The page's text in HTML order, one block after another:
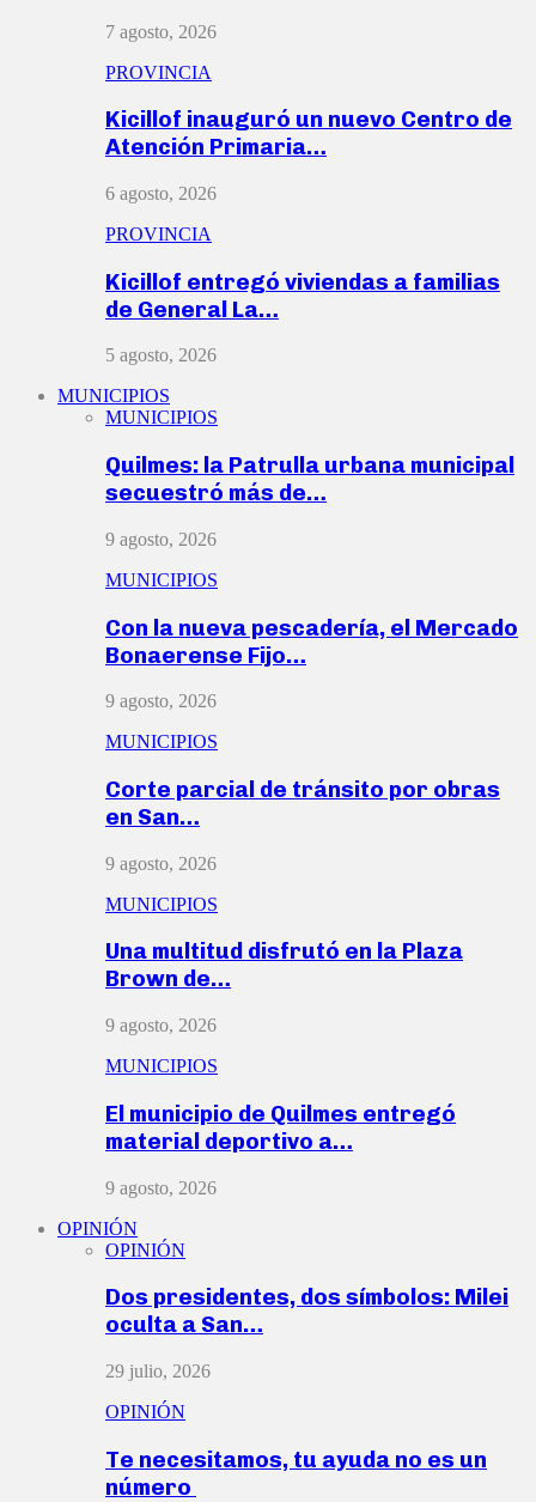
7 agosto, 2026
PROVINCIA
Kicillof inauguró un nuevo Centro de
Atención Primaria…
6 agosto, 2026
PROVINCIA
Kicillof entregó viviendas a familias
de General La…
5 agosto, 2026
MUNICIPIOS
MUNICIPIOS
Quilmes: la Patrulla urbana municipal
secuestró más de…
9 agosto, 2026
MUNICIPIOS
Con la nueva pescadería, el Mercado
Bonaerense Fijo…
9 agosto, 2026
MUNICIPIOS
Corte parcial de tránsito por obras
en San…
9 agosto, 2026
MUNICIPIOS
Una multitud disfrutó en la Plaza
Brown de…
9 agosto, 2026
MUNICIPIOS
El municipio de Quilmes entregó
material deportivo a…
9 agosto, 2026
OPINIÓN
OPINIÓN
Dos presidentes, dos símbolos: Milei
oculta a San…
29 julio, 2026
OPINIÓN
Te necesitamos, tu ayuda no es un
número